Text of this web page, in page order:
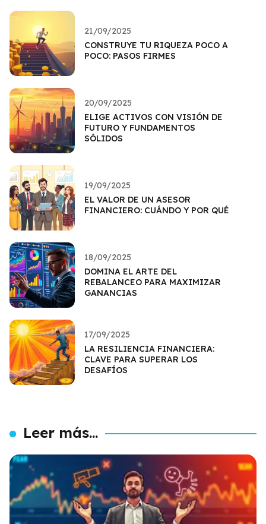
21/09/2025
CONSTRUYE TU RIQUEZA POCO A
POCO: PASOS FIRMES
20/09/2025
ELIGE ACTIVOS CON VISIÓN DE
FUTURO Y FUNDAMENTOS
SÓLIDOS
19/09/2025
EL VALOR DE UN ASESOR
FINANCIERO: CUÁNDO Y POR QUÉ
18/09/2025
DOMINA EL ARTE DEL
REBALANCEO PARA MAXIMIZAR
GANANCIAS
17/09/2025
LA RESILIENCIA FINANCIERA:
CLAVE PARA SUPERAR LOS
DESAFÍOS
Leer más...